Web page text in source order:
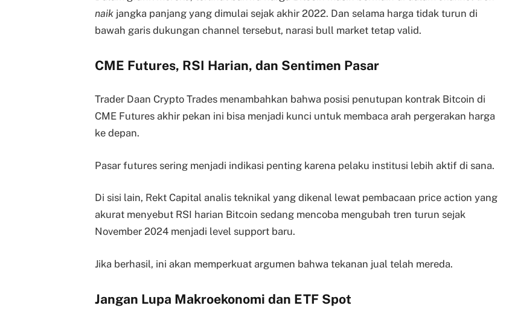
naik jangka panjang yang dimulai sejak akhir 2022. Dan selama harga tidak turun di
bawah garis dukungan channel tersebut, narasi bull market tetap valid.
CME Futures, RSI Harian, dan Sentimen Pasar
Trader Daan Crypto Trades menambahkan bahwa posisi penutupan kontrak Bitcoin di
CME Futures akhir pekan ini bisa menjadi kunci untuk membaca arah pergerakan harga
ke depan.
Pasar futures sering menjadi indikasi penting karena pelaku institusi lebih aktif di sana.
Di sisi lain, Rekt Capital analis teknikal yang dikenal lewat pembacaan price action yang
akurat menyebut RSI harian Bitcoin sedang mencoba mengubah tren turun sejak
November 2024 menjadi level support baru.
Jika berhasil, ini akan memperkuat argumen bahwa tekanan jual telah mereda.
Jangan Lupa Makroekonomi dan ETF Spot